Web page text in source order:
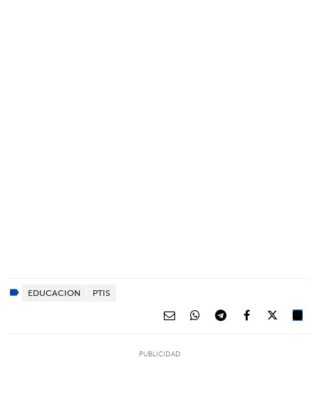
EDUCACION PTIS